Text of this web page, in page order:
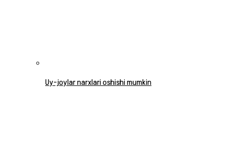
Uy-joylar narxlari oshishi mumkin